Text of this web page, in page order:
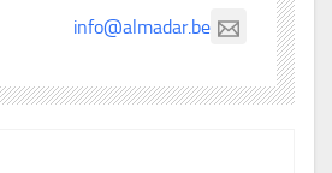
info@almadar.be